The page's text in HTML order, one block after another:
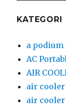
KATEGORI
a
AC
AIR
air
air